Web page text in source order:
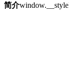
简介